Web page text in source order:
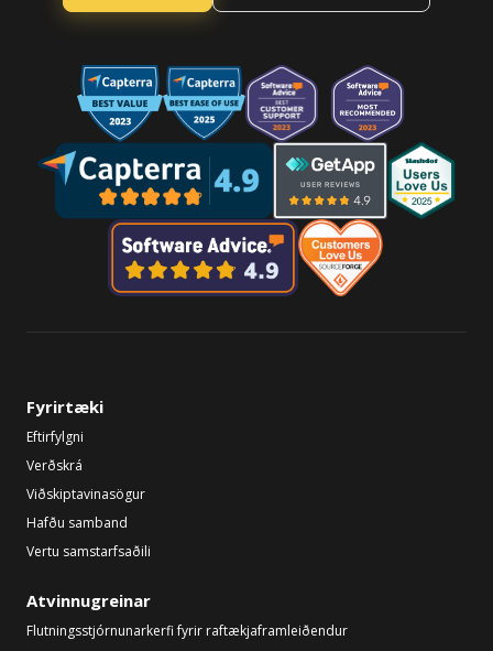
Fyrirtæki
Eftirfylgni
Verðskrá
Viðskiptavinasögur
Hafðu samband
Vertu samstarfsaðili
Atvinnugreinar
Flutningsstjórnunarkerfi fyrir raftækjaframleiðendur